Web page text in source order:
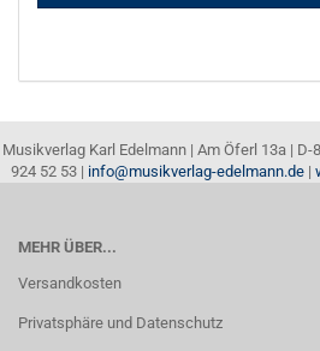
Musikverlag Karl Edelmann | Am Öferl 13a | D-
924 52 53 | info@musikverlag-edelmann.de|
MEHR ÜBER...
Versandkosten
Privatsphäre und Datenschutz